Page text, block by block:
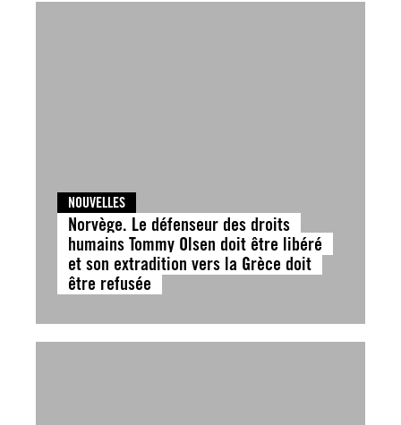
NOUVELLES
Norvège. Le défenseur des droits
humains Tommy Olsen doit être libéré
et son extradition vers la Grèce doit
être refusée